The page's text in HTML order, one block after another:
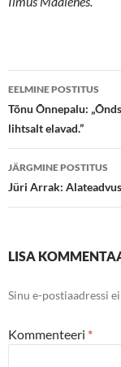
Postituste
töölaud
EELMINE POSTITUS
Tõnu Õnnepalu:
lihtsalt elavad.”
JÄRGMINE POSTITUS
Jüri Arrak:
LISA
Sinu e-postiaadressi
Kommenteeri *